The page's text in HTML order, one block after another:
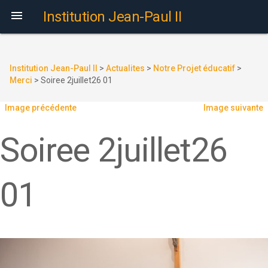
 Institution Jean-Paul II
Institution Jean-Paul II > Actualites > Notre Projet éducatif >
Merci > Soiree 2juillet26 01
Image précédente Image suivante
Soiree 2juillet26
01